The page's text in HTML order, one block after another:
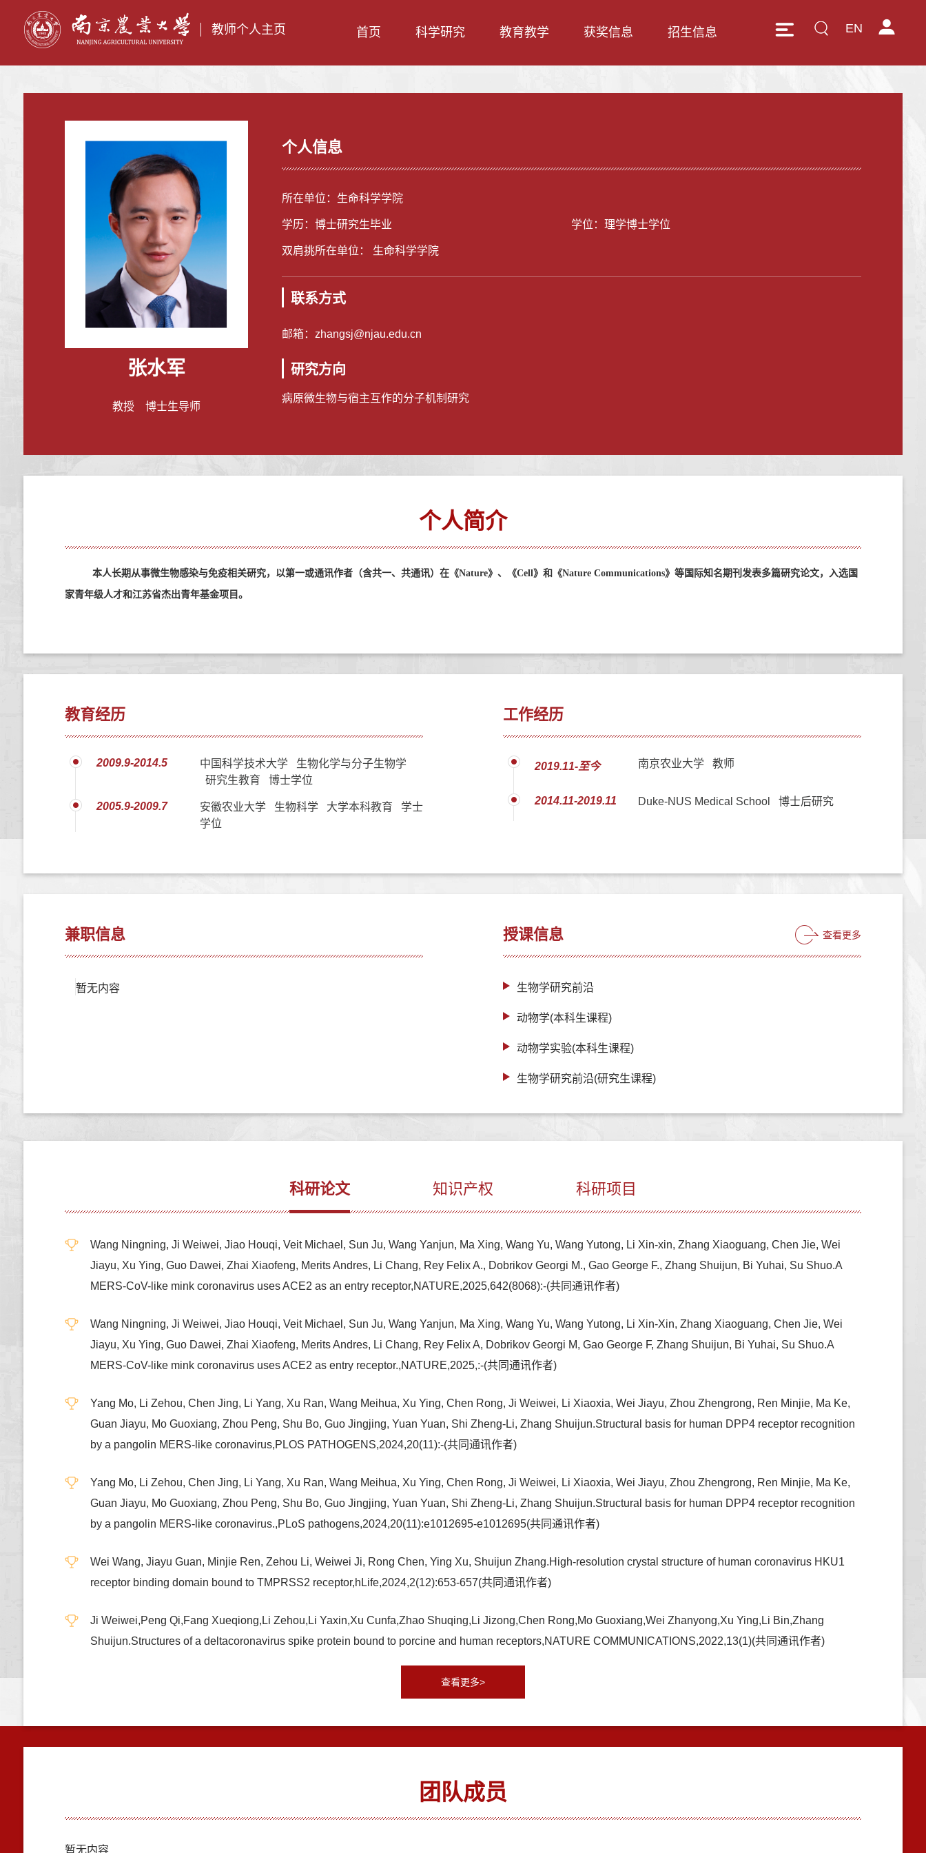
教师个人主页 EN
首页 科学研究 教育教学 获奖信息 招生信息
张水军
教授 博士生导师
个人信息
所在单位：生命科学学院
学历：博士研究生毕业 学位：理学博士学位
双肩挑所在单位： 生命科学学院
联系方式
邮箱： zhangsj@njau.edu.cn
研究方向
病原微生物与宿主互作的分子机制研究
个人简介
本人长期从事微生物感染与免疫相关研究，以第一或通讯作者（含共一、共通讯）在《Nature》、《Cell 》和《Nature Communications》等国际知名期刊发表多篇研究论文，入选国
家青年级人才和江苏省杰出青年基金项目 。
教育经历
2009.9-2014.5
中国科学技术大学 生物化学与分子生物学
研究生教育 博士学位
2005.9-2009.7
安徽农业大学 生物科学 大学本科教育 学士
学位
工作经历
2019.11-至今 南京农业大学 教师
2014.11-2019.11 Duke-NUS Medical School 博士后研究
兼职信息
暂无内容
授课信息 查看更多
生物学研究前沿
动物学(本科生课程)
动物学实验(本科生课程)
生物学研究前沿(研究生课程)
科研论文 知识产权 科研项目
Wang Ningning, Ji Weiwei, Jiao Houqi, Veit Michael, Sun Ju, Wang Yanjun, Ma Xing, Wang Yu, Wang Yutong, Li Xin-xin, Zhang Xiaoguang, Chen Jie, Wei
Jiayu, Xu Ying, Guo Dawei, Zhai Xiaofeng, Merits Andres, Li Chang, Rey Felix A., Dobrikov Georgi M., Gao George F., Zhang Shuijun, Bi Yuhai, Su Shuo.A
MERS-CoV-like mink coronavirus uses ACE2 as an entry receptor,NATURE,2025,642(8068):-(共同通讯作者)
Wang Ningning, Ji Weiwei, Jiao Houqi, Veit Michael, Sun Ju, Wang Yanjun, Ma Xing, Wang Yu, Wang Yutong, Li Xin-Xin, Zhang Xiaoguang, Chen Jie, Wei
Jiayu, Xu Ying, Guo Dawei, Zhai Xiaofeng, Merits Andres, Li Chang, Rey Felix A, Dobrikov Georgi M, Gao George F, Zhang Shuijun, Bi Yuhai, Su Shuo.A
MERS-CoV-like mink coronavirus uses ACE2 as entry receptor.,NATURE,2025,:-(共同通讯作者)
Yang Mo, Li Zehou, Chen Jing, Li Yang, Xu Ran, Wang Meihua, Xu Ying, Chen Rong, Ji Weiwei, Li Xiaoxia, Wei Jiayu, Zhou Zhengrong, Ren Minjie, Ma Ke,
Guan Jiayu, Mo Guoxiang, Zhou Peng, Shu Bo, Guo Jingjing, Yuan Yuan, Shi Zheng-Li, Zhang Shuijun.Structural basis for human DPP4 receptor recognition
by a pangolin MERS-like coronavirus,PLOS PATHOGENS,2024,20(11):-(共同通讯作者)
Yang Mo, Li Zehou, Chen Jing, Li Yang, Xu Ran, Wang Meihua, Xu Ying, Chen Rong, Ji Weiwei, Li Xiaoxia, Wei Jiayu, Zhou Zhengrong, Ren Minjie, Ma Ke,
Guan Jiayu, Mo Guoxiang, Zhou Peng, Shu Bo, Guo Jingjing, Yuan Yuan, Shi Zheng-Li, Zhang Shuijun.Structural basis for human DPP4 receptor recognition
by a pangolin MERS-like coronavirus.,PLoS pathogens,2024,20(11):e1012695-e1012695(共同通讯作者)
Wei Wang, Jiayu Guan, Minjie Ren, Zehou Li, Weiwei Ji, Rong Chen, Ying Xu, Shuijun Zhang.High-resolution crystal structure of human coronavirus HKU1
receptor binding domain bound to TMPRSS2 receptor,hLife,2024,2(12):653-657(共同通讯作者)
Ji Weiwei,Peng Qi,Fang Xueqiong,Li Zehou,Li Yaxin,Xu Cunfa,Zhao Shuqing,Li Jizong,Chen Rong,Mo Guoxiang,Wei Zhanyong,Xu Ying,Li Bin,Zhang
Shuijun.Structures of a deltacoronavirus spike protein bound to porcine and human receptors,NATURE COMMUNICATIONS,2022,13(1)(共同通讯作者)
查看更多>
团队成员
暂无内容